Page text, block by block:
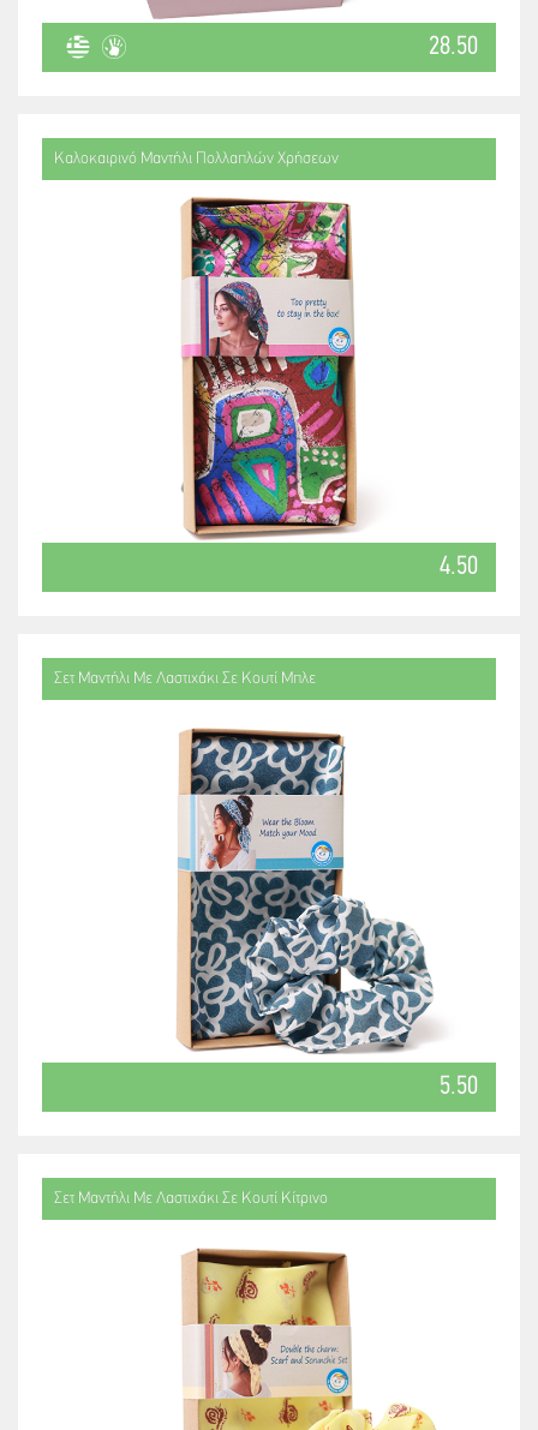
28.50
Καλοκαιρινό Μαντήλι Πολλαπλών Χρήσεων
4.50
Σετ Μαντήλι Με Λαστιχάκι Σε Κουτί Μπλε
5.50
Σετ Μαντήλι Με Λαστιχάκι Σε Κουτί Κίτρινο